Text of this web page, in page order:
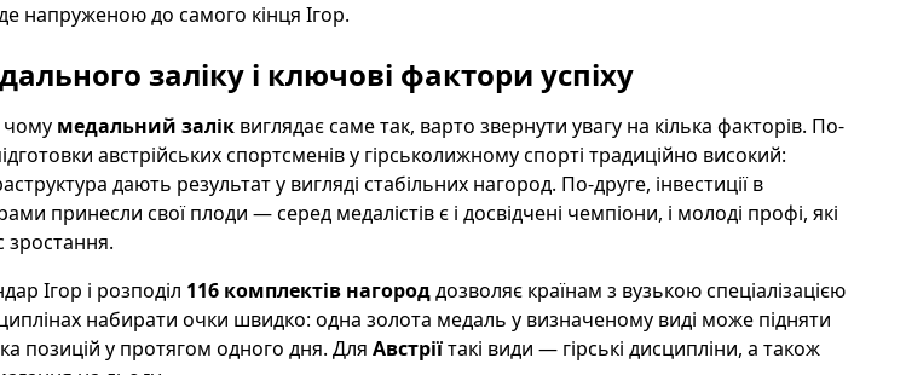
напруженою до самого кінця Ігор.
заліку і ключові фактори успіху
чому медальний заліквиглядає саме так, варто звернути увагу на кілька факторів. По-
австрійських спортсменів у гірськолижному спорті традиційно високий:
дають результат у вигляді стабільних нагород. По-друге, інвестиції в
принесли свої плоди — серед медалістів є і досвідчені чемпіони, і молоді профі, які
Ігор і розподіл 116 комплектів нагороддозволяє країнам з вузькою спеціалізацією
набирати очки швидко: одна золота медаль у визначеному виді може підняти
позицій у протягом одного дня. Для Австріїтакі види — гірські дисципліни, а також